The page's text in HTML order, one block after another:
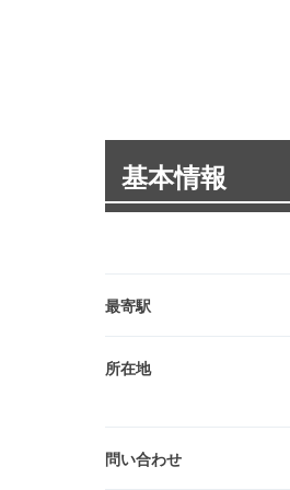
基本情報
最寄駅
所在地
問い合わせ